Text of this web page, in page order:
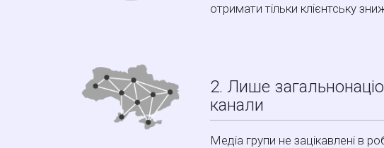
отримати тільки клієнтську
2. Лише
канали
Медіа групи не зацікавлені в